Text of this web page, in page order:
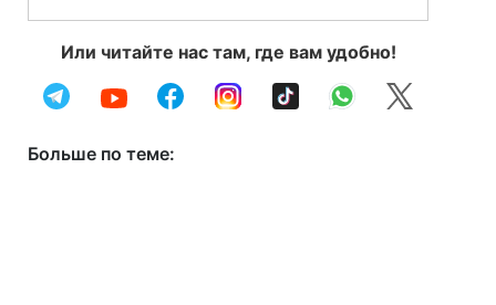
Или читайте нас там, где вам удобно!
Больше по теме: